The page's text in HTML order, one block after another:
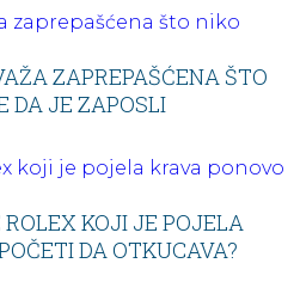
ZAPREPAŠĆENA ŠTO
DA JE ZAPOSLI
KOJI JE POJELA
DA OTKUCAVA?